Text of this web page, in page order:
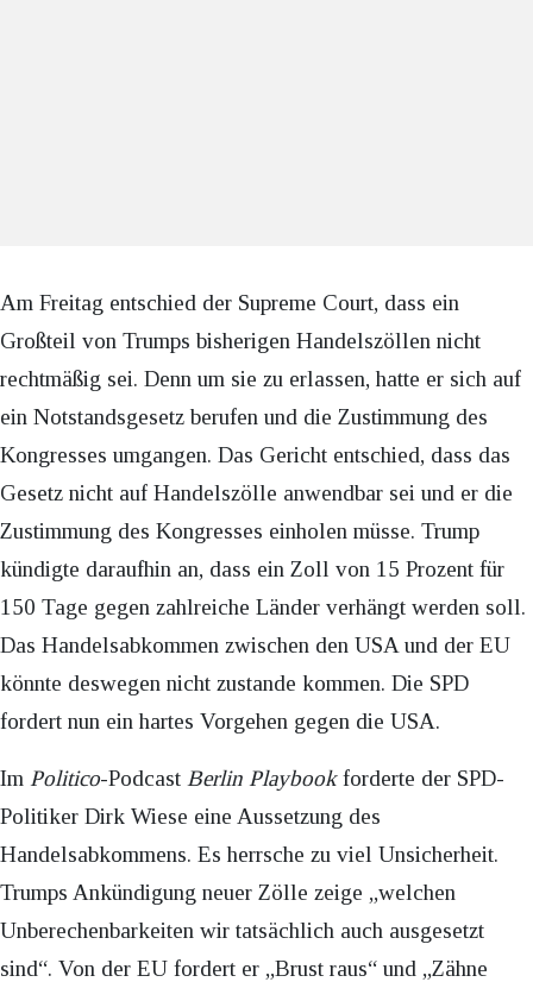
Am Freitag entschied der Supreme Court, dass ein
Großteil von Trumps bisherigen Handelszöllen nicht
rechtmäßig sei. Denn um sie zu erlassen, hatte er sich auf
ein Notstandsgesetz berufen und die Zustimmung des
Kongresses umgangen. Das Gericht entschied, dass das
Gesetz nicht auf Handelszölle anwendbar sei und er die
Zustimmung des Kongresses einholen müsse. Trump
kündigte daraufhin an, dass ein Zoll von 15 Prozent für
150 Tage gegen zahlreiche Länder verhängt werden soll.
Das Handelsabkommen zwischen den USA und der EU
könnte deswegen nicht zustande kommen. Die SPD
fordert nun ein hartes Vorgehen gegen die USA.
Im Politico-Podcast Berlin Playbookforderte der SPD-
Politiker Dirk Wiese eine Aussetzung des
Handelsabkommens. Es herrsche zu viel Unsicherheit.
Trumps Ankündigung neuer Zölle zeige „welchen
Unberechenbarkeiten wir tatsächlich auch ausgesetzt
sind“. Von der EU fordert er „Brust raus“ und „Zähne